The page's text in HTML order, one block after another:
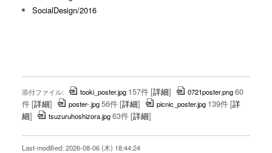
SocialDesign/2016
添付ファイル: tooki_poster.jpg 157件[詳細] 0721poster.png60
件[詳細] poster-.jpg56件[詳細] picnic_poster.jpg 139件[詳
細] tsuzuruhoshizora.jpg63件[詳細]
Last-modified: 2026-08-06 (木) 18:44:24